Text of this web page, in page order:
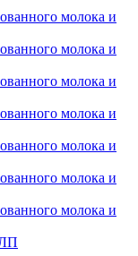
молока и
молока и
молока и
молока и
молока и
молока и
молока и